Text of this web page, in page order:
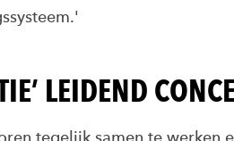
LEIDEND
tegelijk samen te werken